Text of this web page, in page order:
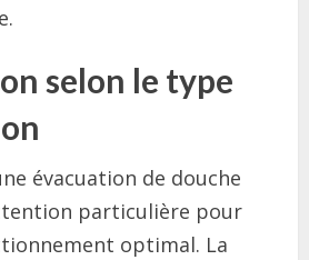
selon le type
évacuation de douche
particulière pour
optimal. La